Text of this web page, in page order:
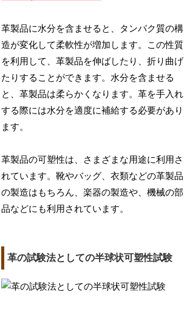
革製品に水分を含ませると、タンパク質の構
造が変化して柔軟性が増加します。この性質
を利用して、革製品を伸ばしたり、折り曲げ
たりすることができます。水分を含ませる
と、革製品は柔らかくなります。革を手入れ
する際には水分を適度に補給する必要があり
ます。
革製品の可塑性は、さまざまな用途に利用さ
れています。靴やバッグ、衣類などの革製品
の製造はもちろん、楽器の製造や、機械の部
品などにも利用されています。
革の試験法としての半球状可塑性試験